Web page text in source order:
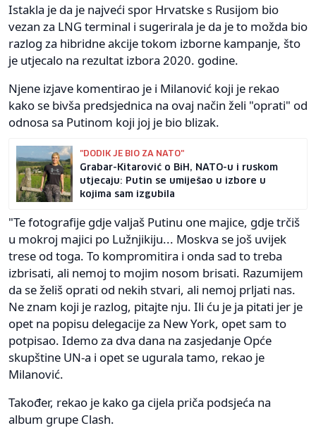
Istakla je da je najveći spor Hrvatske s Rusijom bio
vezan za LNG terminal i sugerirala je da je to možda bio
razlog za hibridne akcije tokom izborne kampanje, što
je utjecalo na rezultat izbora 2020. godine.
Njene izjave komentirao je i Milanović koji je rekao
kako se bivša predsjednica na ovaj način želi "oprati" od
odnosa sa Putinom koji joj je bio blizak.
"DODIK JE BIO ZA NATO"
Grabar-Kitarović o BiH, NATO-u i ruskom
utjecaju: Putin se umiješao u izbore u
kojima sam izgubila
"Te fotografije gdje valjaš Putinu one majice, gdje trčiš
u mokroj majici po Lužnjikiju... Moskva se još uvijek
trese od toga. To kompromitira i onda sad to treba
izbrisati, ali nemoj to mojim nosom brisati. Razumijem
da se želiš oprati od nekih stvari, ali nemoj prljati nas.
Ne znam koji je razlog, pitajte nju. Ili ću je ja pitati jer je
opet na popisu delegacije za New York, opet sam to
potpisao. Idemo za dva dana na zasjedanje Opće
skupštine UN-a i opet se ugurala tamo, rekao je
Milanović.
Također, rekao je kako ga cijela priča podsjeća na
album grupe Clash.